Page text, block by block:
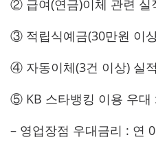
② 급여(연금)이체 관련 실
③ 적립식예금(30만원 이
④ 자동이체(3건 이상) 실
⑤ KB 스타뱅킹 이용 우대
– 영업장점 우대금리 : 연